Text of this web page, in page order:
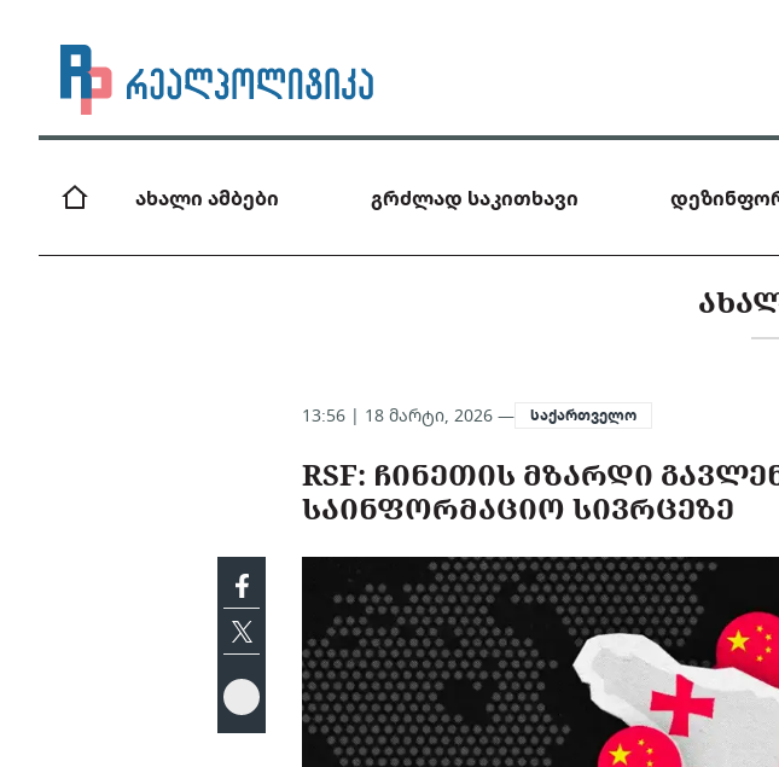
ახალი ამბები გრძლად საკითხავი
13:56 | 18 მარტი, 2026 — საქართველო
RSF: ᲩᲘᲜᲔᲗᲘᲡ ᲛᲖᲐᲠᲓᲘ
ᲡᲐᲘᲜᲤᲝᲠᲛᲐᲪᲘᲝ ᲡᲘᲕᲠᲪᲔᲖᲔ